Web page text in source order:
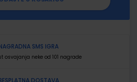
SMS IGRA
osvajanja neke od 101 nagrade
DOSTAVA